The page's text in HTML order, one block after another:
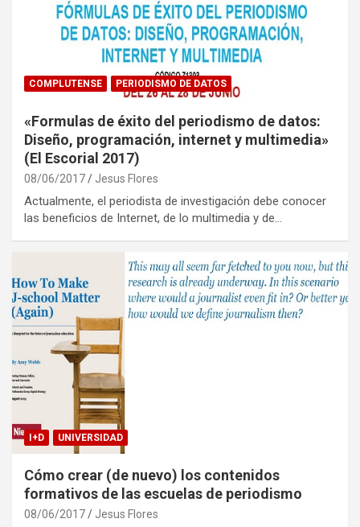
COMPLUTENSE PERIODISMO DE DATOS
«Formulas de éxito del periodismo de datos:
Diseño, programación, internet y multimedia»
(El Escorial 2017)
08/06/2017 Jesus Flores
Actualmente, el periodista de investigación debe conocer
las beneficios de Internet, de lo multimedia y de…
I+D UNIVERSIDAD
Cómo crear (de nuevo) los contenidos
formativos de las escuelas de periodismo
08/06/2017 Jesus Flores